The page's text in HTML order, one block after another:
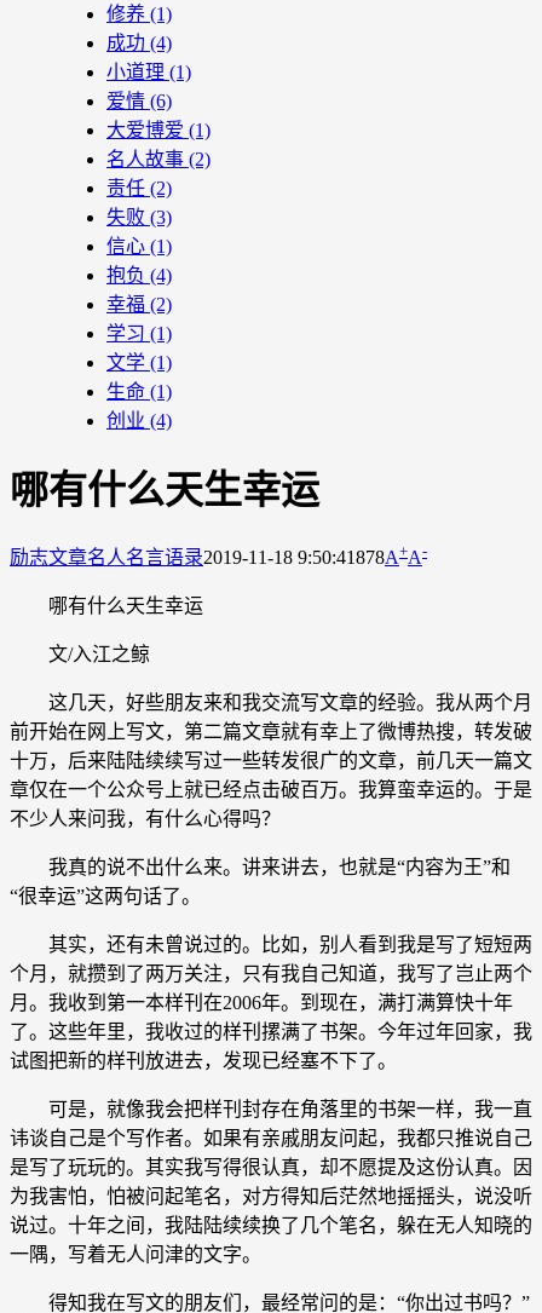
修养 (1)
成功 (4)
小道理 (1)
爱情 (6)
大爱博爱 (1)
名人故事 (2)
责任 (2)
失败 (3)
信心 (1)
抱负 (4)
幸福 (2)
学习 (1)
文学 (1)
生命 (1)
创业 (4)
哪有什么天生幸运
励志文章名人名言语录2019-11-18 9:50:41878A+A-
哪有什么天生幸运
文/入江之鲸
这几天，好些朋友来和我交流写文章的经验。我从两个月
前开始在网上写文，第二篇文章就有幸上了微博热搜，转发破
十万，后来陆陆续续写过一些转发很广的文章，前几天一篇文
章仅在一个公众号上就已经点击破百万。我算蛮幸运的。于是
不少人来问我，有什么心得吗？
我真的说不出什么来。讲来讲去，也就是“内容为王”和
“很幸运”这两句话了。
其实，还有未曾说过的。比如，别人看到我是写了短短两
个月，就攒到了两万关注，只有我自己知道，我写了岂止两个
月。我收到第一本样刊在2006年。到现在，满打满算快十年
了。这些年里，我收过的样刊摞满了书架。今年过年回家，我
试图把新的样刊放进去，发现已经塞不下了。
可是，就像我会把样刊封存在角落里的书架一样，我一直
讳谈自己是个写作者。如果有亲戚朋友问起，我都只推说自己
是写了玩玩的。其实我写得很认真，却不愿提及这份认真。因
为我害怕，怕被问起笔名，对方得知后茫然地摇摇头，说没听
说过。十年之间，我陆陆续续换了几个笔名，躲在无人知晓的
一隅，写着无人问津的文字。
得知我在写文的朋友们，最经常问的是：“你出过书吗？”